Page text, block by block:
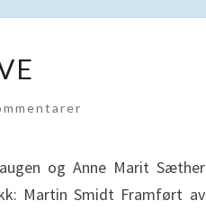
og Anne Marit Sæther
Martin Smidt Framført av